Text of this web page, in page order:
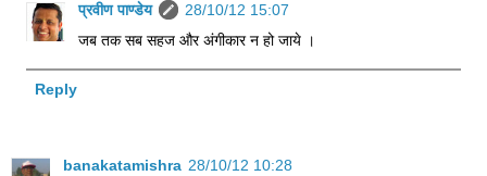
प्रवीण पाण्डेय
28/10/12 15:07
जब तक सब सहज और अंगीकार न हो जाये ।
Reply
banakatamishra 28/10/12 10:28